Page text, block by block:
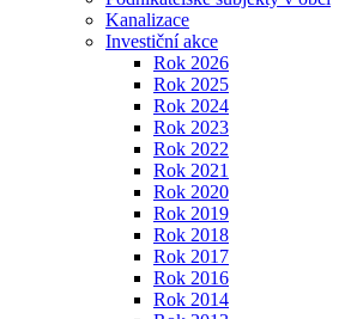
Kanalizace
Investiční akce
Rok 2026
Rok 2025
Rok 2024
Rok 2023
Rok 2022
Rok 2021
Rok 2020
Rok 2019
Rok 2018
Rok 2017
Rok 2016
Rok 2014